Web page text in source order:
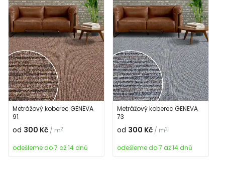
Metrážový koberec GENEVA
91
od 300 Kč / m2
odešleme do 7 až 14 dnů
Metrážový koberec GENEVA
73
od 300 Kč / m2
odešleme do 7 až 14 dnů